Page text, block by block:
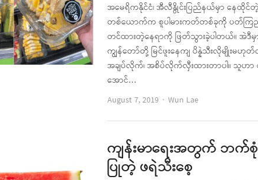
အမေရိကနိုင်ငံ၊ အီလီနွိုင်းပြည်နယ်မှာ နေထိုင်တဲ့
တစ်ယောက်က စူပါမားကတ်တစ်ခုကို ပတ်ကြည့်တဲ့
တင်ထားတဲ့နေရာကို ဖြတ်သွားခဲ့ပါတယ်။ အဲ
ကျွန်တော်တို့ မြင်ဖူးနေကျ ပိန္နဲသီးလိုမျိုးမဟု
အချပ်လိုက်၊ အစိပ်လိုက်လှီးထားတာပါ။ သူဟာ
အောင်…
August 7, 2019
Author
Wun Lae
ကျန်းမာရေးအတွက် ဘ
ပြုတဲ့ ဖရဲသီးစေ့